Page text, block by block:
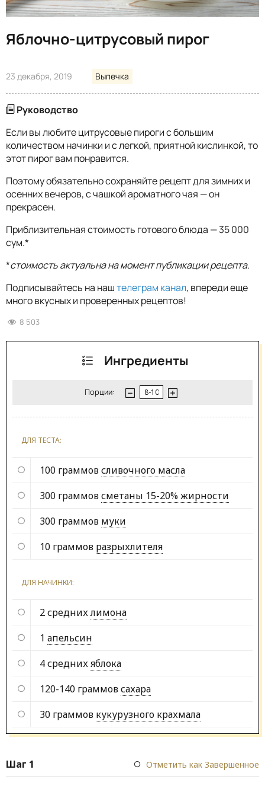
Яблочно-цитрусовый пирог
23 декабря, 2019 Выпечка
Руководство
Если вы любите цитрусовые пироги с большим
количеством начинки и с легкой, приятной кислинкой, то
этот пирог вам понравится.
Поэтому обязательно сохраняйте рецепт для зимних и
осенних вечеров, с чашкой ароматного чая — он
прекрасен.
Приблизительная стоимость готового блюда — 35 000
сум.*
*стоимость актуальна на момент публикации рецепта.
Подписывайтесь на наштелеграм канал, впереди еще
много вкусных и проверенных рецептов!
8 503
Ингредиенты
Порции:
ДЛЯ ТЕСТА:
100 граммовсливочного масла
300 граммовсметаны 15-20% жирности
300 граммов муки
10 граммов разрыхлителя
ДЛЯ НАЧИНКИ:
2 среднихлимона
1 апельсин
4 среднихяблока
120-140 граммовсахара
30 граммов кукурузного крахмала
Шаг 1 Отметить как Завершенное